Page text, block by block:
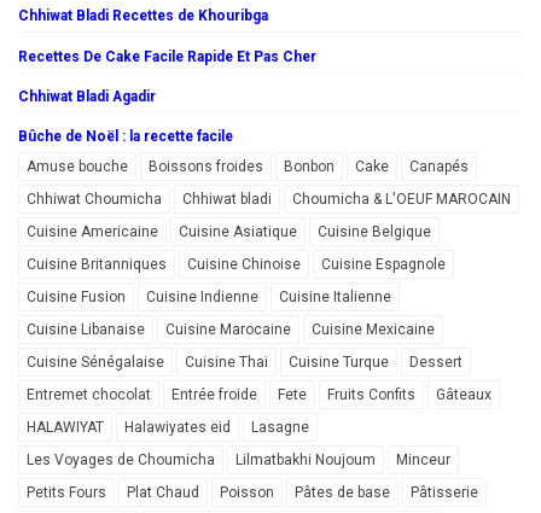
Chhiwat Bladi Recettes de Khouribga
Recettes De Cake Facile Rapide Et Pas Cher
Chhiwat Bladi Agadir
Bûche de Noël : la recette facile
Amuse bouche
Boissons froides Bonbon Cake
Canapés
Chhiwat Choumicha
Chhiwat bladi
Choumicha & L'OEUF MAROCAIN
Cuisine Americaine
Cuisine Asiatique
Cuisine Belgique
Cuisine Britanniques
Cuisine Chinoise
Cuisine Espagnole
Cuisine Fusion
Cuisine Indienne
Cuisine Italienne
Cuisine Libanaise
Cuisine Marocaine
Cuisine Mexicaine
Cuisine Sénégalaise
Cuisine Thai Cuisine Turque
Dessert
Entremet chocolat
Entrée froide Fete Fruits Confits
Gâteaux
HALAWIYAT
Halawiyates eid
Lasagne
Les Voyages de Choumicha
Lilmatbakhi Noujoum
Minceur
Petits Fours
Plat Chaud Poisson Pâtes de base Pâtisserie